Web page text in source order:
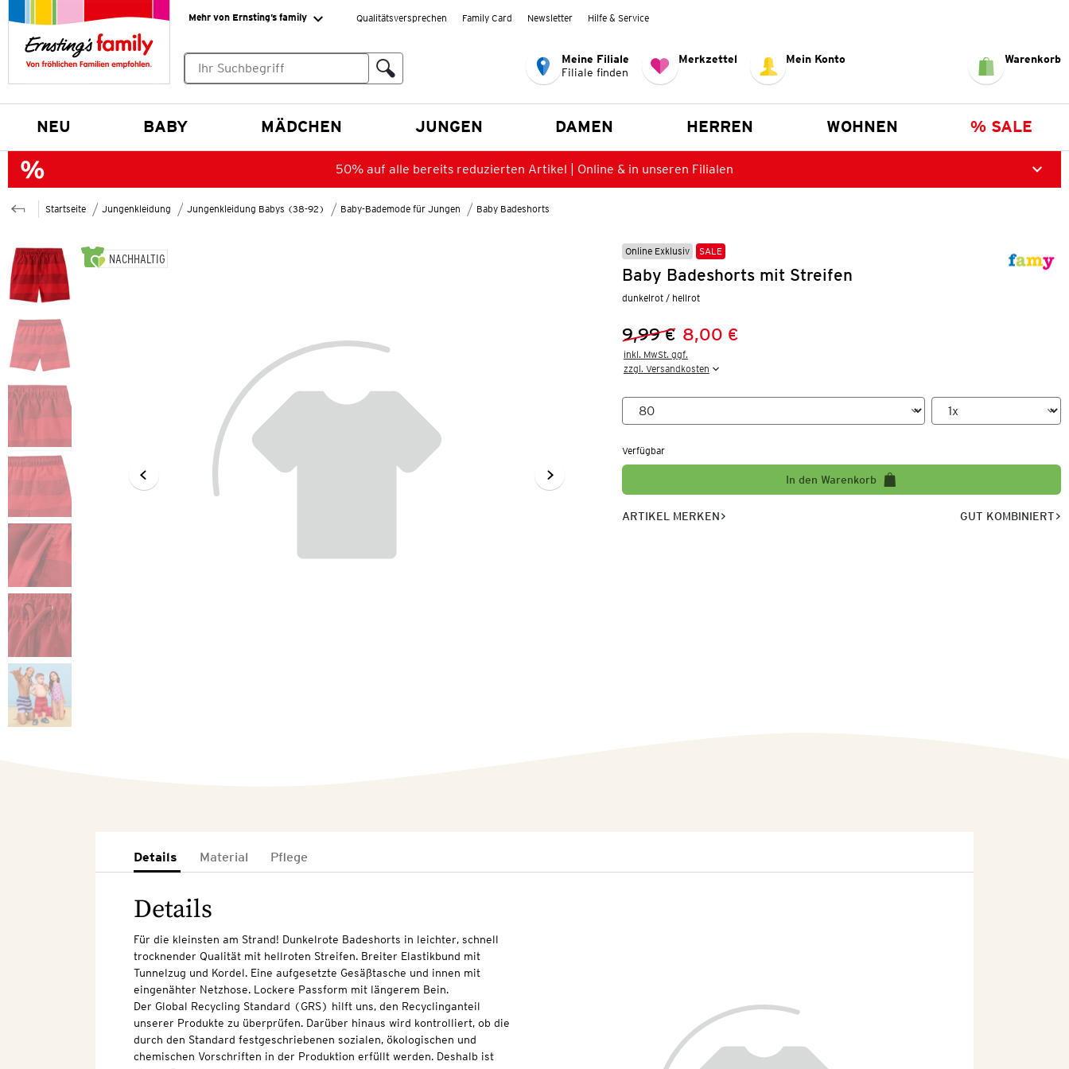
Mehr von Ernsting’s family Qualitätsversprechen Family Card Newsletter Hilfe & Service
Meine Filiale
Filiale finden
Merkzettel Mein Konto Warenkorb
NEU BABY MÄDCHEN JUNGEN DAMEN HERREN WOHNEN % SALE
50% auf alle bereits reduzierten Artikel | Online & in unseren Filialen
Startseite Jungenkleidung Jungenkleidung Babys (38-92) Baby-Bademode für Jungen Baby Badeshorts
NACHHALTIG
Online Exklusiv SALE
Baby Badeshorts mit Streifen
dunkelrot / hellrot
Vorheriger Preis:
9,99 €
Neuer Preis:
8,00 €
inkl. MwSt. ggf.
zzgl. Versandkosten
Verfügbar
In den Warenkorb
ARTIKEL MERKEN GUT KOMBINIERT
Details Material Pflege
Details
Für die kleinsten am Strand! Dunkelrote Badeshorts in leichter, schnell
trocknender Qualität mit hellroten Streifen. Breiter Elastikbund mit
Tunnelzug und Kordel. Eine aufgesetzte Gesäßtasche und innen mit
eingenähter Netzhose. Lockere Passform mit längerem Bein.
Der Global Recycling Standard (GRS) hilft uns, den Recyclinganteil
unserer Produkte zu überprüfen. Darüber hinaus wird kontrolliert, ob die
durch den Standard festgeschriebenen sozialen, ökologischen und
chemischen Vorschriften in der Produktion erfüllt werden. Deshalb ist